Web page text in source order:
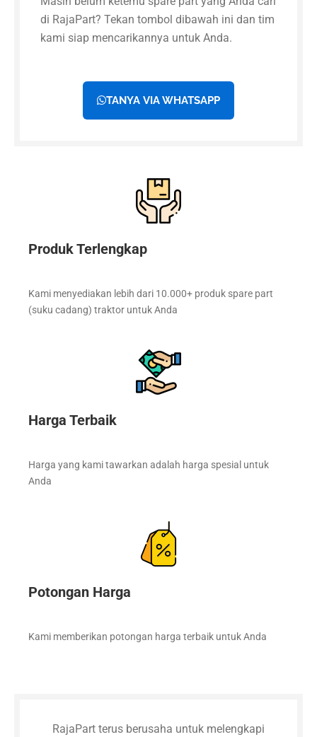
di RajaPart? Tekan tombol dibawah ini dan tim
kami siap mencarikannya untuk Anda.
TANYA VIA WHATSAPP
Produk Terlengkap
Kami menyediakan lebih dari 10.000+ produk spare part
(suku cadang) traktor untuk Anda
Harga Terbaik
Harga yang kami tawarkan adalah harga spesial untuk
Anda
Potongan Harga
Kami memberikan potongan harga terbaik untuk Anda
RajaPart terus berusaha untuk melengkapi